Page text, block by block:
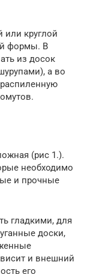
или круглой
формы. В
из досок
а во
(рис 1.).
необходимо
и прочные
гладкими, для
доски,
и внешний
его